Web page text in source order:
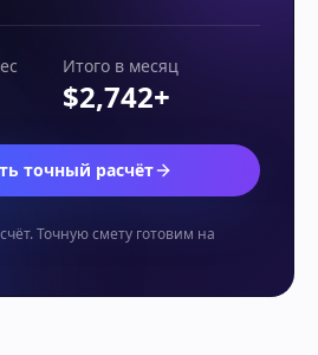
Итого в месяц
$2,742+
точный расчёт
Точную смету готовим на